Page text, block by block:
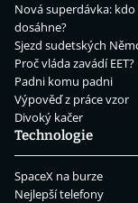
Nová superdávka: kdo
dosáhne?
Sjezd sudetských
Proč vláda zavádí EET?
Padni komu padni
Výpověď z práce vzor
Divoký kačer
Technologie
SpaceX na burze
Nejlepší telefony